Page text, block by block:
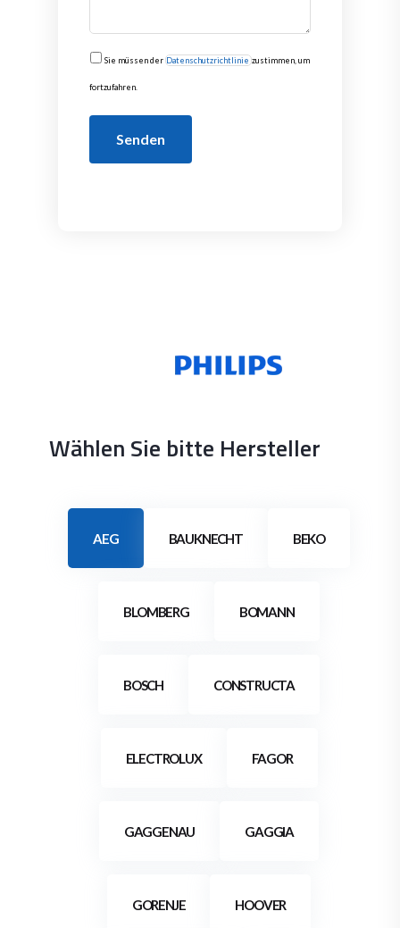
Sie müssen der Datenschutzrichtliniezustimmen, um
fortzufahren.
Senden
Wählen Sie bitte Hersteller
AEG BAUKNECHT BEKO
BLOMBERG BOMANN
BOSCH CONSTRUCTA
ELECTROLUX FAGOR
GAGGENAU GAGGIA
GORENJE HOOVER